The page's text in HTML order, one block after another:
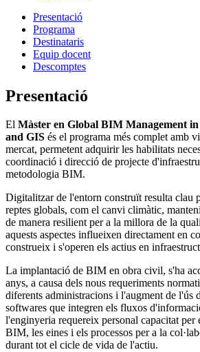
Presentació
Programa
Destinataris
Equip docent
Descomptes
Presentació
El Màster en Global BIM Management
and GIS és el programa més complet amb
mercat, permetent adquirir les habilitats
coordinació i direcció de projecte
metodologia BIM.
Digitalitzar de l'entorn construït resulta clau
reptes globals, com el canvi climàtic,
de manera resilient per a la millora de la
aquests aspectes influeixen directament en
construeix i s'operen els actius en
La implantació de BIM en obra civil, s'ha
anys, a causa dels nous requeriments
diferents administracions i l'augment de l'ús
softwares que integren els fluxos
l'enginyeria requereix personal capacitat per
BIM, les eines i els processos per a la
durant tot el cicle de vida de l'actiu.